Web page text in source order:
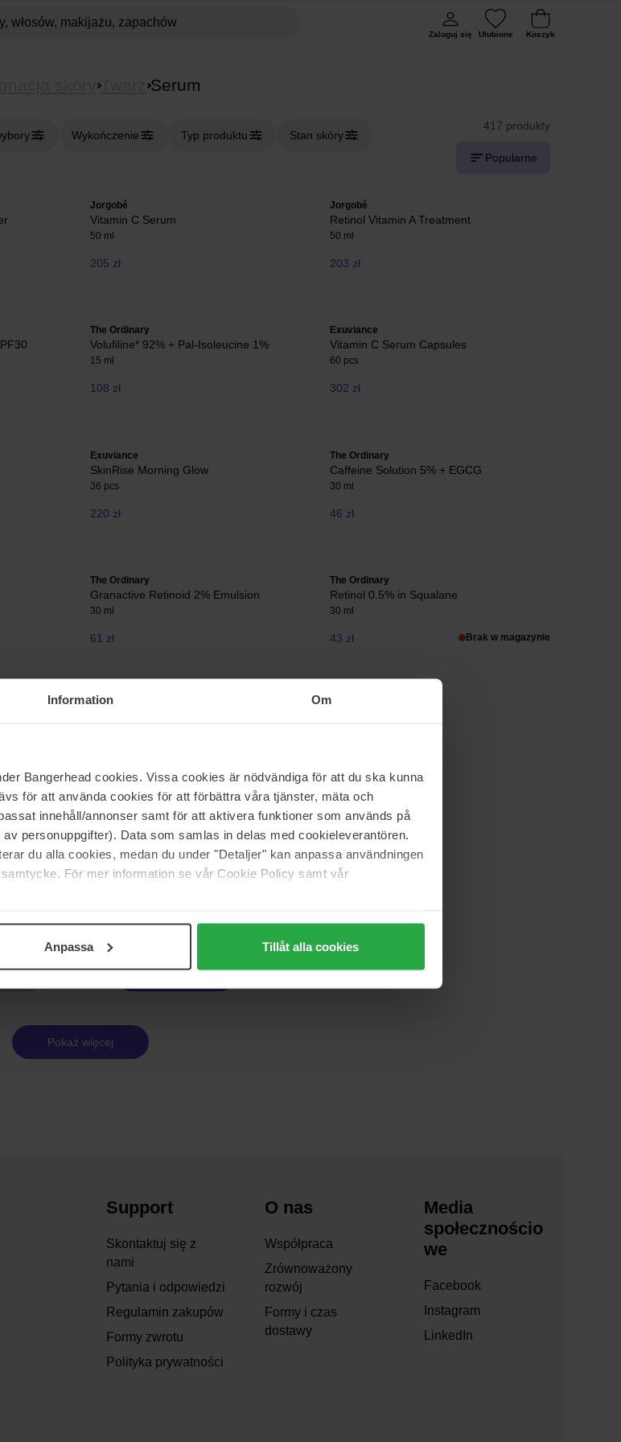
Information Om
Bangerhead cookies. Vissa cookies är nödvändiga för att du ska kunna
för att använda cookies för att förbättra våra tjänster, mäta och
innehåll/annonser samt för att aktivera funktioner som används på
personuppgifter). Data som samlas in delas med cookieleverantören.
du alla cookies, medan du under "Detaljer" kan anpassa användningen
För mer information se vår Cookie Policy samt vår
Anpassa Tillåt alla cookies
Zaloguj się Ulubione Koszyk
Twarz Serum
Wykończenie Typ produktu Stan skóry
417 produkty
Popularne
Jorgobé
Vitamin C Serum
50 ml
205 zł
Jorgobé
Retinol Vitamin A Treatment
50 ml
203 zł
The Ordinary
Volufiline* 92% + Pal-Isoleucine 1%
15 ml
108 zł
Exuviance
Vitamin C Serum Capsules
60 pcs
302 zł
Exuviance
SkinRise Morning Glow
36 pcs
220 zł
The Ordinary
Caffeine Solution 5% + EGCG
30 ml
46 zł
The Ordinary
Granactive Retinoid 2% Emulsion
30 ml
61 zł
The Ordinary
Retinol 0.5% in Squalane
30 ml
43 zł Brak w magazynie
Bioeffect
Cena regularna 645 zł
Jorgobé
Cena regularna 116 zł
KORA Organics
Turmeric Glow Drops Niacinamide
Alternative Serum
10 ml
Erborian
30 ml
Strona 1 z 18 Następna
Pokaż więcej
Support
Skontaktuj się z
nami
Pytania i odpowiedzi
Regulamin zakupów
Formy zwrotu
Polityka prywatności
O nas
Współpraca
Zrównoważony
rozwój
Formy i czas
dostawy
Media
społecznościo
we
Facebook
Instagram
LinkedIn